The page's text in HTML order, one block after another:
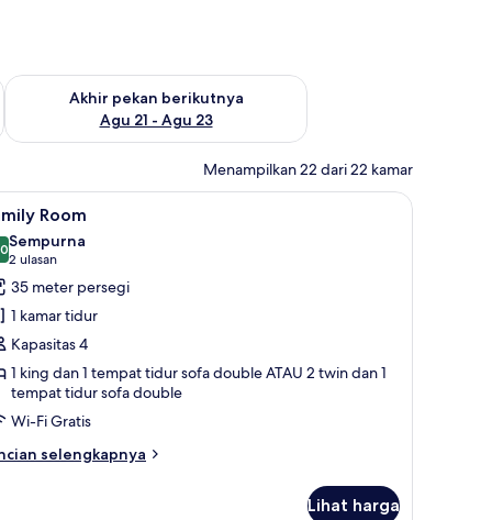
Agu 14 - Agu 16
Akhir pekan berikutnya
Agu 21 - Agu 23
Periksa ketersediaan untuk akhir pekan berikutnya Agu 21 -
Menampilkan 22 dari 22 kamar
kerja Family Room | Seprai premium, minibar,
8 Room
dari 10
Sempurna
2 ulasan
(2
ulasan)
35 meter persegi
1 kamar tidur
Kapasitas 4
1 king dan 1 tempat tidur sofa double ATAU 2 twin dan 1
tempat tidur sofa double
Wi-Fi Gratis
selengkapnya
Lihat harga